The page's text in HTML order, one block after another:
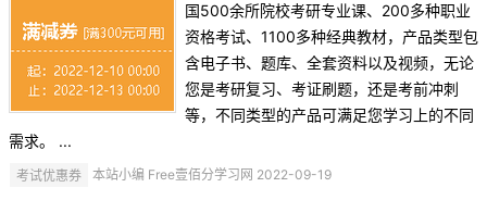
国500余所院校考研专业课、200多种职业
资格考试、1100多种经典教材，产品类型包
含电子书、题库、全套资料以及视频，无论
您是考研复习、考证刷题，还是考前冲刺
等，不同类型的产品可满足您学习上的不同
需求。 ...
考试优惠券 本站小编 Free壹佰分学习网 2022-09-19